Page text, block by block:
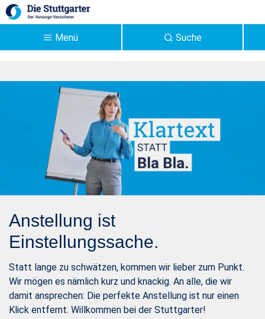
Zum Hauptinhalt springen
Suche
Menü
Stuttgarter
Lebensversicherung -
Stuttgarter
Anstellung ist
Einstellungssache.
Statt lange zu schwätzen, kommen wir lieber zum Punkt.
Wir mögen es nämlich kurz und knackig. An alle, die wir
damit ansprechen: Die perfekte Anstellung ist nur einen
Klick entfernt. Willkommen bei der Stuttgarter!